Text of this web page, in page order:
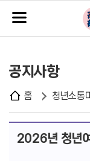
공지사항
홈 청년소통
2026년 청년